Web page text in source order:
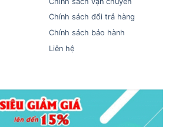
Chính sách đổi trả hàng
Chính sách bảo hành
Liên hệ